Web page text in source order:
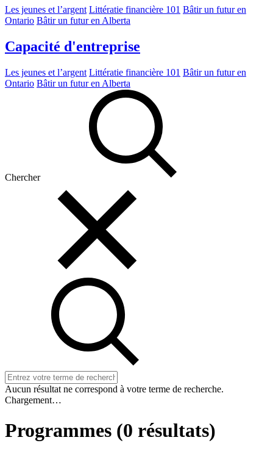
Les jeunes et l’argent Littératie financière 101 Bâtir un futur en
Ontario Bâtir un futur en Alberta
Capacité d'entreprise
Les jeunes et l’argent Littératie financière 101 Bâtir un futur en
Ontario Bâtir un futur en Alberta
Chercher
Aucun résultat ne correspond à votre terme de recherche.
Chargement…
Programmes (0 résultats)